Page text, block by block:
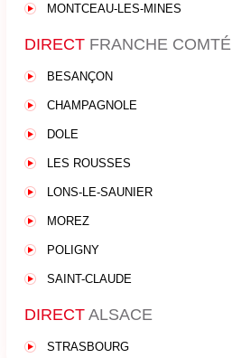
MONTCEAU-LES-MINES
DIRECT FRANCHE COMTÉ
BESANÇON
CHAMPAGNOLE
DOLE
LES ROUSSES
LONS-LE-SAUNIER
MOREZ
POLIGNY
SAINT-CLAUDE
DIRECT ALSACE
STRASBOURG